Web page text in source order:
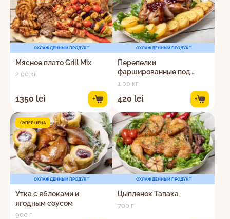
ОХЛАЖДЕННЫЙ ПРОДУКТ
Мясное плато Grill Mix
2.90 кг
1350 lei +
ОХЛАЖДЕННЫЙ ПРОДУКТ
Перепелки
фаршированные под
соусом из смородины
1.00 кг
420 lei +
СУПЕР ЦЕНА
ОХЛАЖДЕННЫЙ ПРОДУКТ
Утка с яблоками и
ягодным соусом
900 г
ОХЛАЖДЕННЫЙ ПРОДУКТ
Цыпленок Тапака
700 г